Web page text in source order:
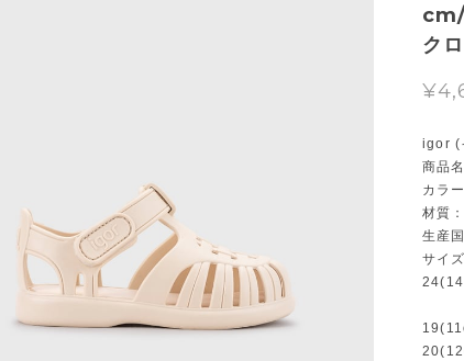
クロ
igor (
商品
カラ
材質
生産
サイ